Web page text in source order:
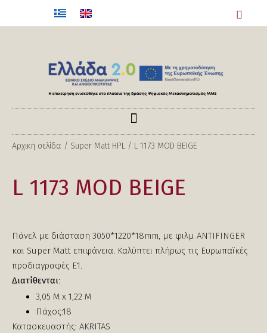
Αρχική σελίδα / Super Matt HPL / L 1173 MOD BEIGE
L 1173 MOD BEIGE
Πάνελ με διάσταση 3050*1220*18mm, με φιλμ ANTIFINGER
και Super Matt επιφάνεια. Καλύπτει πλήρως τις Ευρωπαϊκές
προδιαγραφές Ε1.
Διατίθενται:
3,05 Μ x 1,22 Μ
Πάχος:18
Κατασκευαστής: AKRITAS